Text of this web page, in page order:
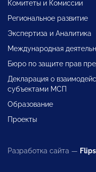
Комитеты и Комиссии
Региональное развитие
Экспертиза и Аналитика
Международная
Бюро по защите прав
Декларация о
субъектами МСП
Образование
Проекты
Разработка сайта — Flips